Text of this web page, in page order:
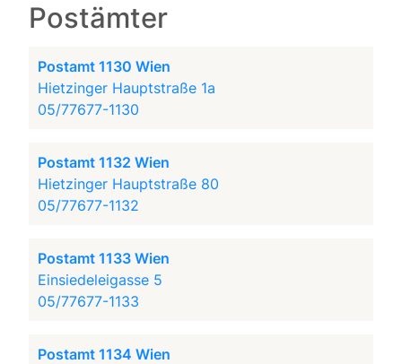
Postämter
Postamt 1130 Wien
Hietzinger Hauptstraße 1a
05/77677-1130
Postamt 1132 Wien
Hietzinger Hauptstraße 80
05/77677-1132
Postamt 1133 Wien
Einsiedeleigasse 5
05/77677-1133
Postamt 1134 Wien